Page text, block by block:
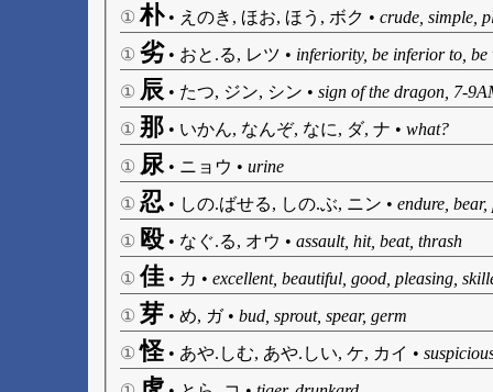
① 朴• えのき, ほお, ほう, ボク • crude, simple,
① 劣 • おと.る, レツ • inferiority, be inferior to, be
① 辰 • たつ, ジン, シン • sign of the dragon, 7-
① 那 • いかん, なんぞ, なに, ダ, ナ • what?
① 尿 • ニョウ • urine
① 忍 • しの.ばせる, しの.ぶ, ニン • endure,
① 殴 • なぐ.る, オウ • assault, hit, beat, thrash
① 佳 • カ • excellent, beautiful, good, pleasing,
① 芽 • め, ガ• bud, sprout, spear, germ
① 怪• あや.しむ, あや.しい, ケ, カイ •